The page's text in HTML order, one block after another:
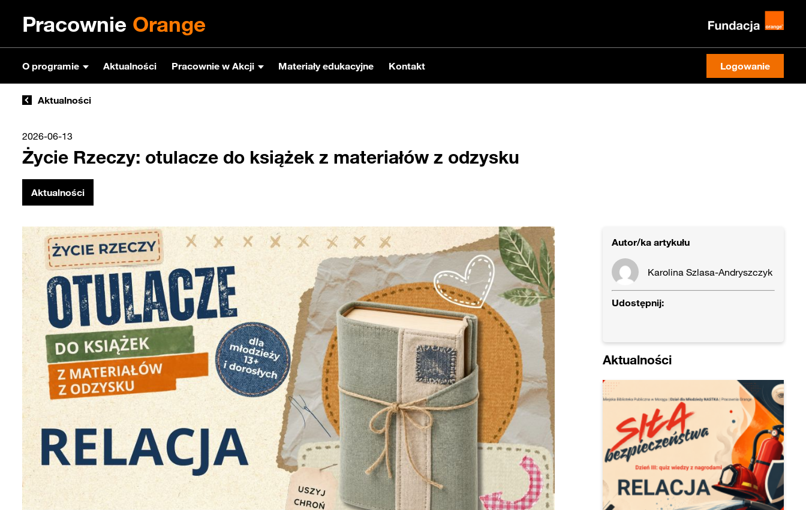
Pracownie Orange
O programie Aktualności Pracownie w Akcji Materiały edukacyjne Kontakt Logowanie
Aktualności
2026-06-13
Życie Rzeczy: otulacze do książek z materiałów z odzysku
Aktualności
Autor/ka artykułu
Karolina Szlasa-Andryszczyk
Udostępnij:
Aktualności